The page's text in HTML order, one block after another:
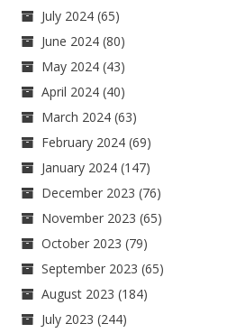
July 2024 (65)
June 2024 (80)
May 2024 (43)
April 2024 (40)
March 2024 (63)
February 2024 (69)
January 2024 (147)
December 2023 (76)
November 2023 (65)
October 2023 (79)
September 2023 (65)
August 2023 (184)
July 2023 (244)